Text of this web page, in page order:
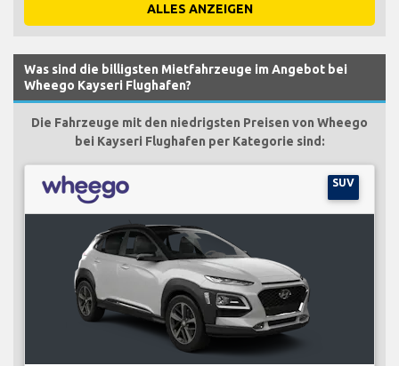
ALLES ANZEIGEN
Was sind die billigsten Mietfahrzeuge im Angebot bei
Wheego Kayseri Flughafen?
Die Fahrzeuge mit den niedrigsten Preisen von Wheego
bei Kayseri Flughafen per Kategorie sind:
SUV